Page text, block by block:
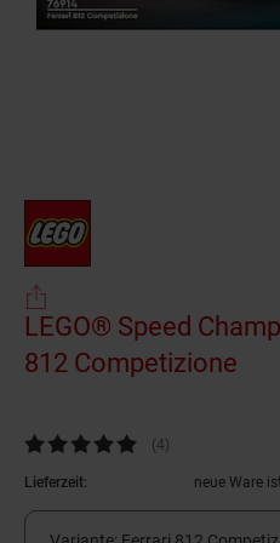
LEGO® Speed
812 Competizione
Kundenbewertung: 4,75 von 5 Sternen
(4)
Lieferzeit: neue Ware